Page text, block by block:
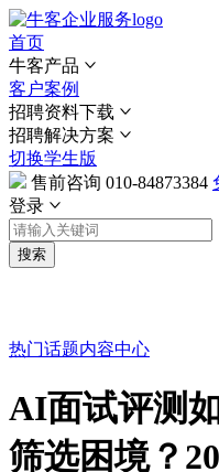
首页
牛客产品
客户案例
招聘资料下载
招聘解决方案
切换学生版
售前咨询 010-84873384
登录
搜索
热门话题内容中心
AI面试评测
筛选困境？